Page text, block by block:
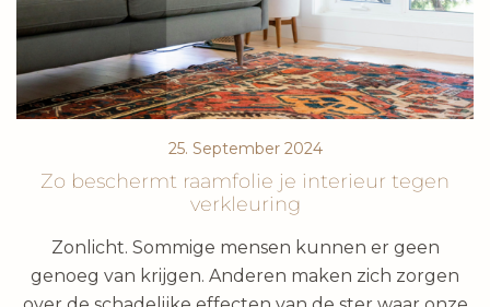
25. September 2024
Zo beschermt raamfolie je interieur tegen
verkleuring
Zonlicht. Sommige mensen kunnen er geen
genoeg van krijgen. Anderen maken zich zorgen